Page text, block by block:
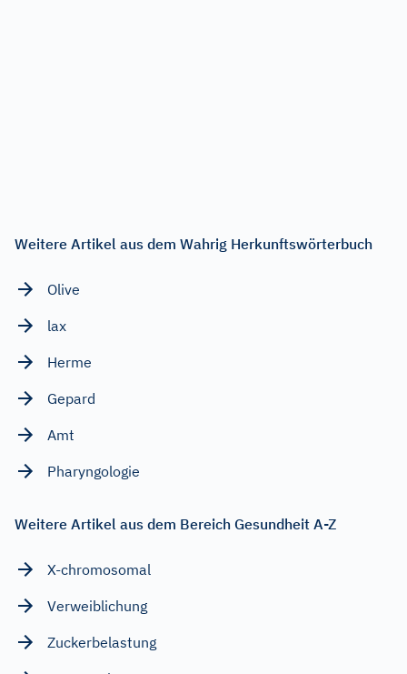
Weitere Artikel aus dem Wahrig Herkunftswörterbuch
Olive
lax
Herme
Gepard
Amt
Pharyngologie
Weitere Artikel aus dem Bereich Gesundheit A-Z
X-chromosomal
Verweiblichung
Zuckerbelastung